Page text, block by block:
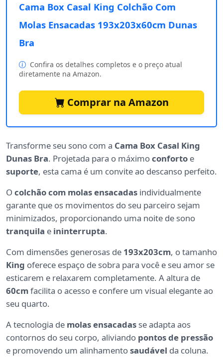
Cama Box Casal King Colchão Com
Molas Ensacadas 193x203x60cm Dunas
Bra
Confira os detalhes completos e o preço atual
diretamente na Amazon.
Comprar na Amazon
Transforme seu sono com a Cama Box Casal King
Dunas Bra. Projetada para o máximoconforto e
suporte, esta cama é um convite ao descanso perfeito.
O colchão com molas ensacadas individualmente
garante que os movimentos do seu parceiro sejam
minimizados, proporcionando uma noite de sono
tranquila e ininterrupta.
Com dimensões generosas de 193x203cm, o tamanho
King oferece espaço de sobra para você e seu amor se
esticarem e relaxarem completamente. A altura de
60cmfacilita o acesso e confere um visual elegante ao
seu quarto.
A tecnologia de molas ensacadas se adapta aos
contornos do seu corpo, aliviando pontos de pressão
e promovendo um alinhamentosaudável da coluna.